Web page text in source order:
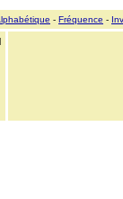
- Fréquence -